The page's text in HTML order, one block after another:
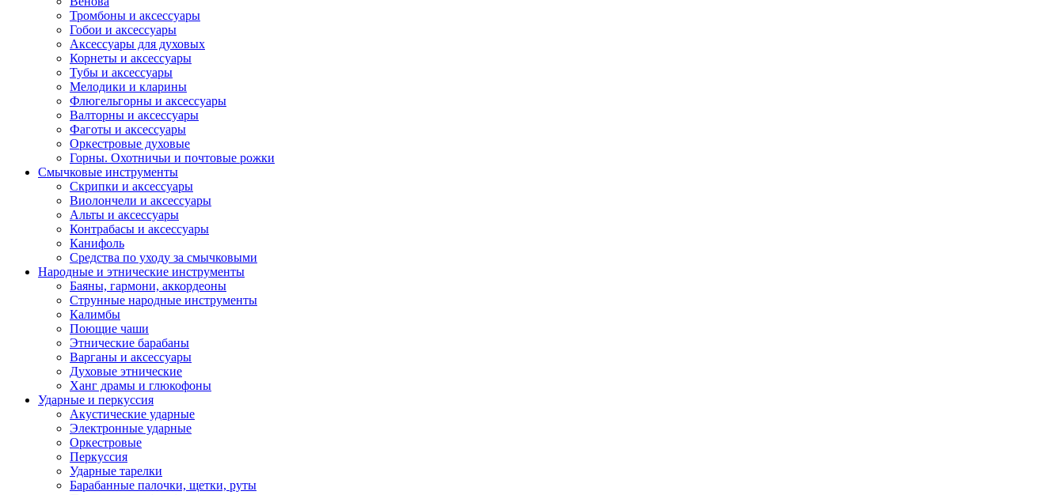
Тромбоны и аксессуары
Гобои и аксессуары
Аксессуары для духовых
Корнеты и аксессуары
Тубы и аксессуары
Мелодики и кларины
Флюгельгорны и аксессуары
Валторны и аксессуары
Фаготы и аксессуары
Оркестровые духовые
Горны. Охотничьи и почтовые рожки
Смычковые инструменты
Скрипки и аксессуары
Виолончели и аксессуары
Альты и аксессуары
Контрабасы и аксессуары
Канифоль
Средства по уходу за смычковыми
Народные и этнические инструменты
Баяны, гармони, аккордеоны
Струнные народные инструменты
Калимбы
Поющие чаши
Этнические барабаны
Варганы и аксессуары
Духовые этнические
Ханг драмы и глюкофоны
Ударные и перкуссия
Акустические ударные
Электронные ударные
Оркестровые
Перкуссия
Ударные тарелки
Барабанные палочки, щетки, руты